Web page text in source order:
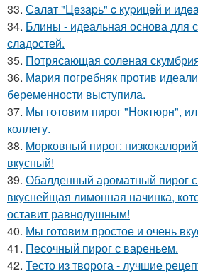
33. Сaлaт "Цeзapь" c куpицeй и
34. Блины - идеальная основа для
сладостей.
35. Потрясающая соленая
36. Мария погребняк против
беременности выступила.
37. Мы готовим пирог "Ноктюрн",
коллегу.
38. Mоpковный пиpог:
вкyсный!
39. Обалденный ароматный пирог с
вкуснейщая лимонная начинка,
оставит равнодушным!
40. Мы готовим простое и очень
41. Песочный пиpог с ваpеньем.
42. Тесто из творога - лучшие